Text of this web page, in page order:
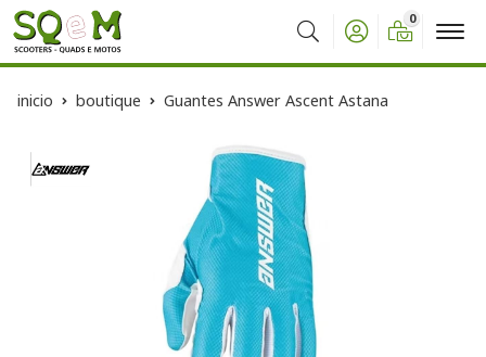
Buscar
0
inicio boutique Guantes Answer Ascent Astana